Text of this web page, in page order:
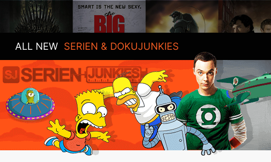
ALL NEW SERIEN & DOKUJUNKIES